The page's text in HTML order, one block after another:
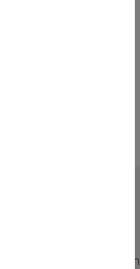
seit vielen Jahren Kundin